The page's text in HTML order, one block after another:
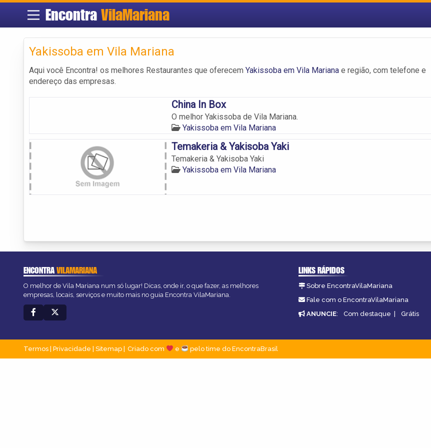
Encontra VilaMariana
Yakissoba em Vila Mariana
Aqui você Encontra! os melhores Restaurantes que oferecem Yakissoba em Vila Mariana e região, com telefone e
endereço das empresas.
China In Box
O melhor Yakissoba de Vila Mariana.
Yakissoba em Vila Mariana
Temakeria & Yakisoba Yaki
Temakeria & Yakisoba Yaki
Yakissoba em Vila Mariana
ENCONTRAVILAMARIANA
O melhor de Vila Mariana num só lugar! Dicas, onde ir, o que fazer, as melhores
empresas, locais, serviços e muito mais no guia Encontra VilaMariana.
LINKS RÁPIDOS
Sobre EncontraVilaMariana
Fale com o EncontraVilaMariana
ANUNCIE: Com destaque | Grátis
Termos Privacidade Sitemap Criado com e pelo time do EncontraBrasil